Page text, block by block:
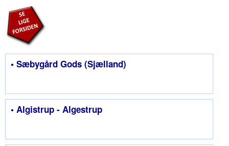
• Sæbygård Gods (Sjælland)
• Algistrup - Algestrup